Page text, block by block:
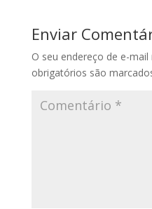
Enviar
O seu endereço de e-
obrigatórios são